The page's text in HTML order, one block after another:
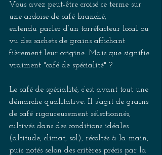
Vous avez peut-être croisé ce terme sur
une ardoise de café branché,
entendu parler d’un torréfacteur local ou
vu des sachets de grains affichant
fièrement leur origine. Mais que signifie
vraiment "café de spécialité" ?
Le café de spécialité, c’est avant tout une
démarche qualitative. Il s’agit de grains
de café rigoureusement sélectionnés,
cultivés dans des conditions idéales
(altitude, climat, sol), récoltés à la main,
puis notés selon des critères précis par la